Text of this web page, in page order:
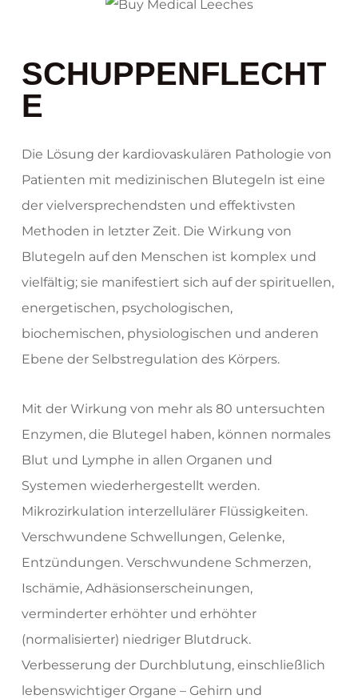
SCHUPPENFLECHT
E
Die Lösung der kardiovaskulären Pathologie von
Patienten mit medizinischen Blutegeln ist eine
der vielversprechendsten und effektivsten
Methoden in letzter Zeit. Die Wirkung von
Blutegeln auf den Menschen ist komplex und
vielfältig; sie manifestiert sich auf der spirituellen,
energetischen, psychologischen,
biochemischen, physiologischen und anderen
Ebene der Selbstregulation des Körpers.
Mit der Wirkung von mehr als 80 untersuchten
Enzymen, die Blutegel haben, können normales
Blut und Lymphe in allen Organen und
Systemen wiederhergestellt werden.
Mikrozirkulation interzellulärer Flüssigkeiten.
Verschwundene Schwellungen, Gelenke,
Entzündungen. Verschwundene Schmerzen,
Ischämie, Adhäsionserscheinungen,
verminderter erhöhter und erhöhter
(normalisierter) niedriger Blutdruck.
Verbesserung der Durchblutung, einschließlich
lebenswichtiger Organe – Gehirn und